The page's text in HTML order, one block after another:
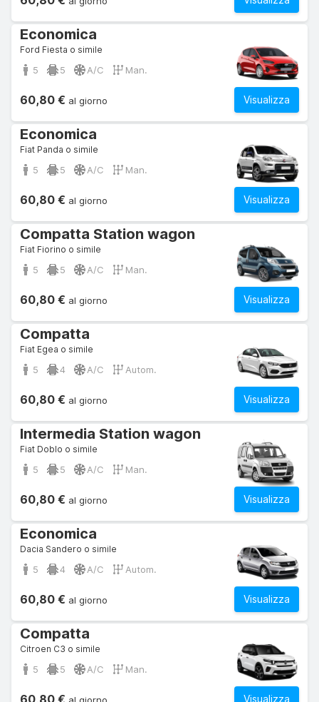
Economica
Ford Fiesta o simile
5 5 A/C Man.
Visualizza
60,80 € al giorno
Economica
Fiat Panda o simile
5 5 A/C Man.
Visualizza
60,80 € al giorno
Compatta Station wagon
Fiat Fiorino o simile
5 5 A/C Man.
Visualizza
60,80 € al giorno
Compatta
Fiat Egea o simile
5 4 A/C Autom.
Visualizza
60,80 € al giorno
Intermedia Station wagon
Fiat Doblo o simile
5 5 A/C Man.
Visualizza
60,80 € al giorno
Economica
Dacia Sandero o simile
5 4 A/C Autom.
Visualizza
60,80 € al giorno
Compatta
Citroen C3 o simile
5 5 A/C Man.
Visualizza
60,80 €